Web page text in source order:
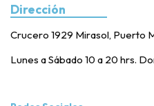
Dirección
Crucero 1929 Mirasol, Puerto
Lunes a Sábado 10 a 20 hrs.